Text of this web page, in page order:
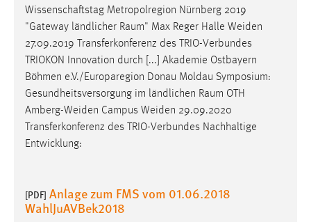
Wissenschaftstag Metropolregion Nürnberg 2019
"Gateway ländlicher Raum" Max Reger Halle Weiden
27.09.2019 Transferkonferenz des TRIO-Verbundes
TRIOKON Innovation durch [...] Akademie Ostbayern
Böhmen e.V./Europaregion Donau Moldau Symposium:
Gesundheitsversorgung im ländlichen Raum OTH
Amberg-Weiden Campus Weiden 29.09.2020
Transferkonferenz des TRIO-Verbundes Nachhaltige
Entwicklung:
[PDF] Anlage zum FMS vom 01.06.2018
WahlJuAVBek2018